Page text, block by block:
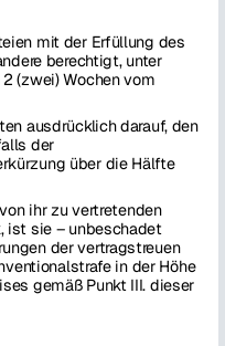
mit der Erfüllung des
berechtigt, unter
(zwei) Wochen vom
ausdrücklich darauf, den
der
über die Hälfte
ihr zu vertretenden
ist sie – unbeschadet
der vertragstreuen
in der Höhe
gemäß Punkt III. dieser